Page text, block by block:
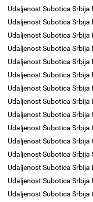
Udaljenost Subotica
Udaljenost Subotica Srbija
Udaljenost Subotica Srbija
Udaljenost Subotica Srbija
Udaljenost Subotica Srbija
Udaljenost Subotica
Udaljenost Subotica Srbija
Udaljenost Subotica Srbija
Udaljenost Subotica Srbija
Udaljenost Subotica Srbija
Udaljenost Subotica Srbija
Udaljenost Subotica Srbija
Udaljenost Subotica Srbija
Udaljenost Subotica Srbija
Udaljenost Subotica